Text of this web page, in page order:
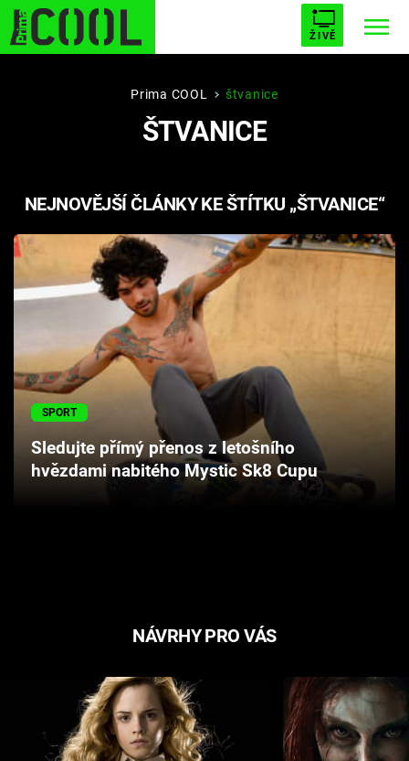
ŽIVĚ
STARHOUSE BUFFY, PŘEMOŽITELKA UPÍRŮ
PLNEJ KOTEL AVENGERS 5
Témata
Filmy
Hry
Cool Esport
Pořady
Prima COOL štvanice
ŠTVANICE
NEJNOVĚJŠÍ ČLÁNKY KE ŠTÍTKU „ŠTVANICE“
SPORT
Sledujte přímý přenos z letošního
hvězdami nabitého Mystic Sk8 Cupu
NÁVRHY PRO VÁS